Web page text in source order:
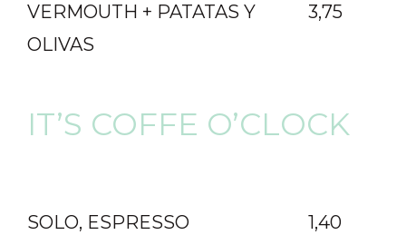
VERMOUTH + PATATAS Y
OLIVAS
3,75
IT’S COFFE O’CLOCK
SOLO, ESPRESSO 1,40